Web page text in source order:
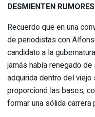
DESMIENTEN RUMORES
Recuerdo que en una
de periodistas con
candidato a la
jamás había renegado
adquirida dentro del
proporcionó las bases,
formar una sólida carrera